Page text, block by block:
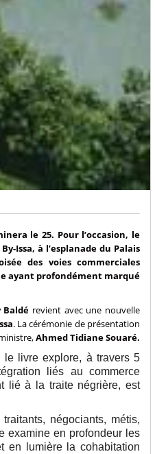
le 25. Pour l’occasion, le
Issa, à l’esplanade du Palais
des voies commerciales
ayant profondément marqué
Baldé revient avec une nouvelle
. La cérémonie de présentation
Ahmed Tidiane Souaré.
le livre explore, à travers 5
liés au commerce
lié à la traite négrière, est
négociants, métis,
examine en profondeur les
en lumière la cohabitation